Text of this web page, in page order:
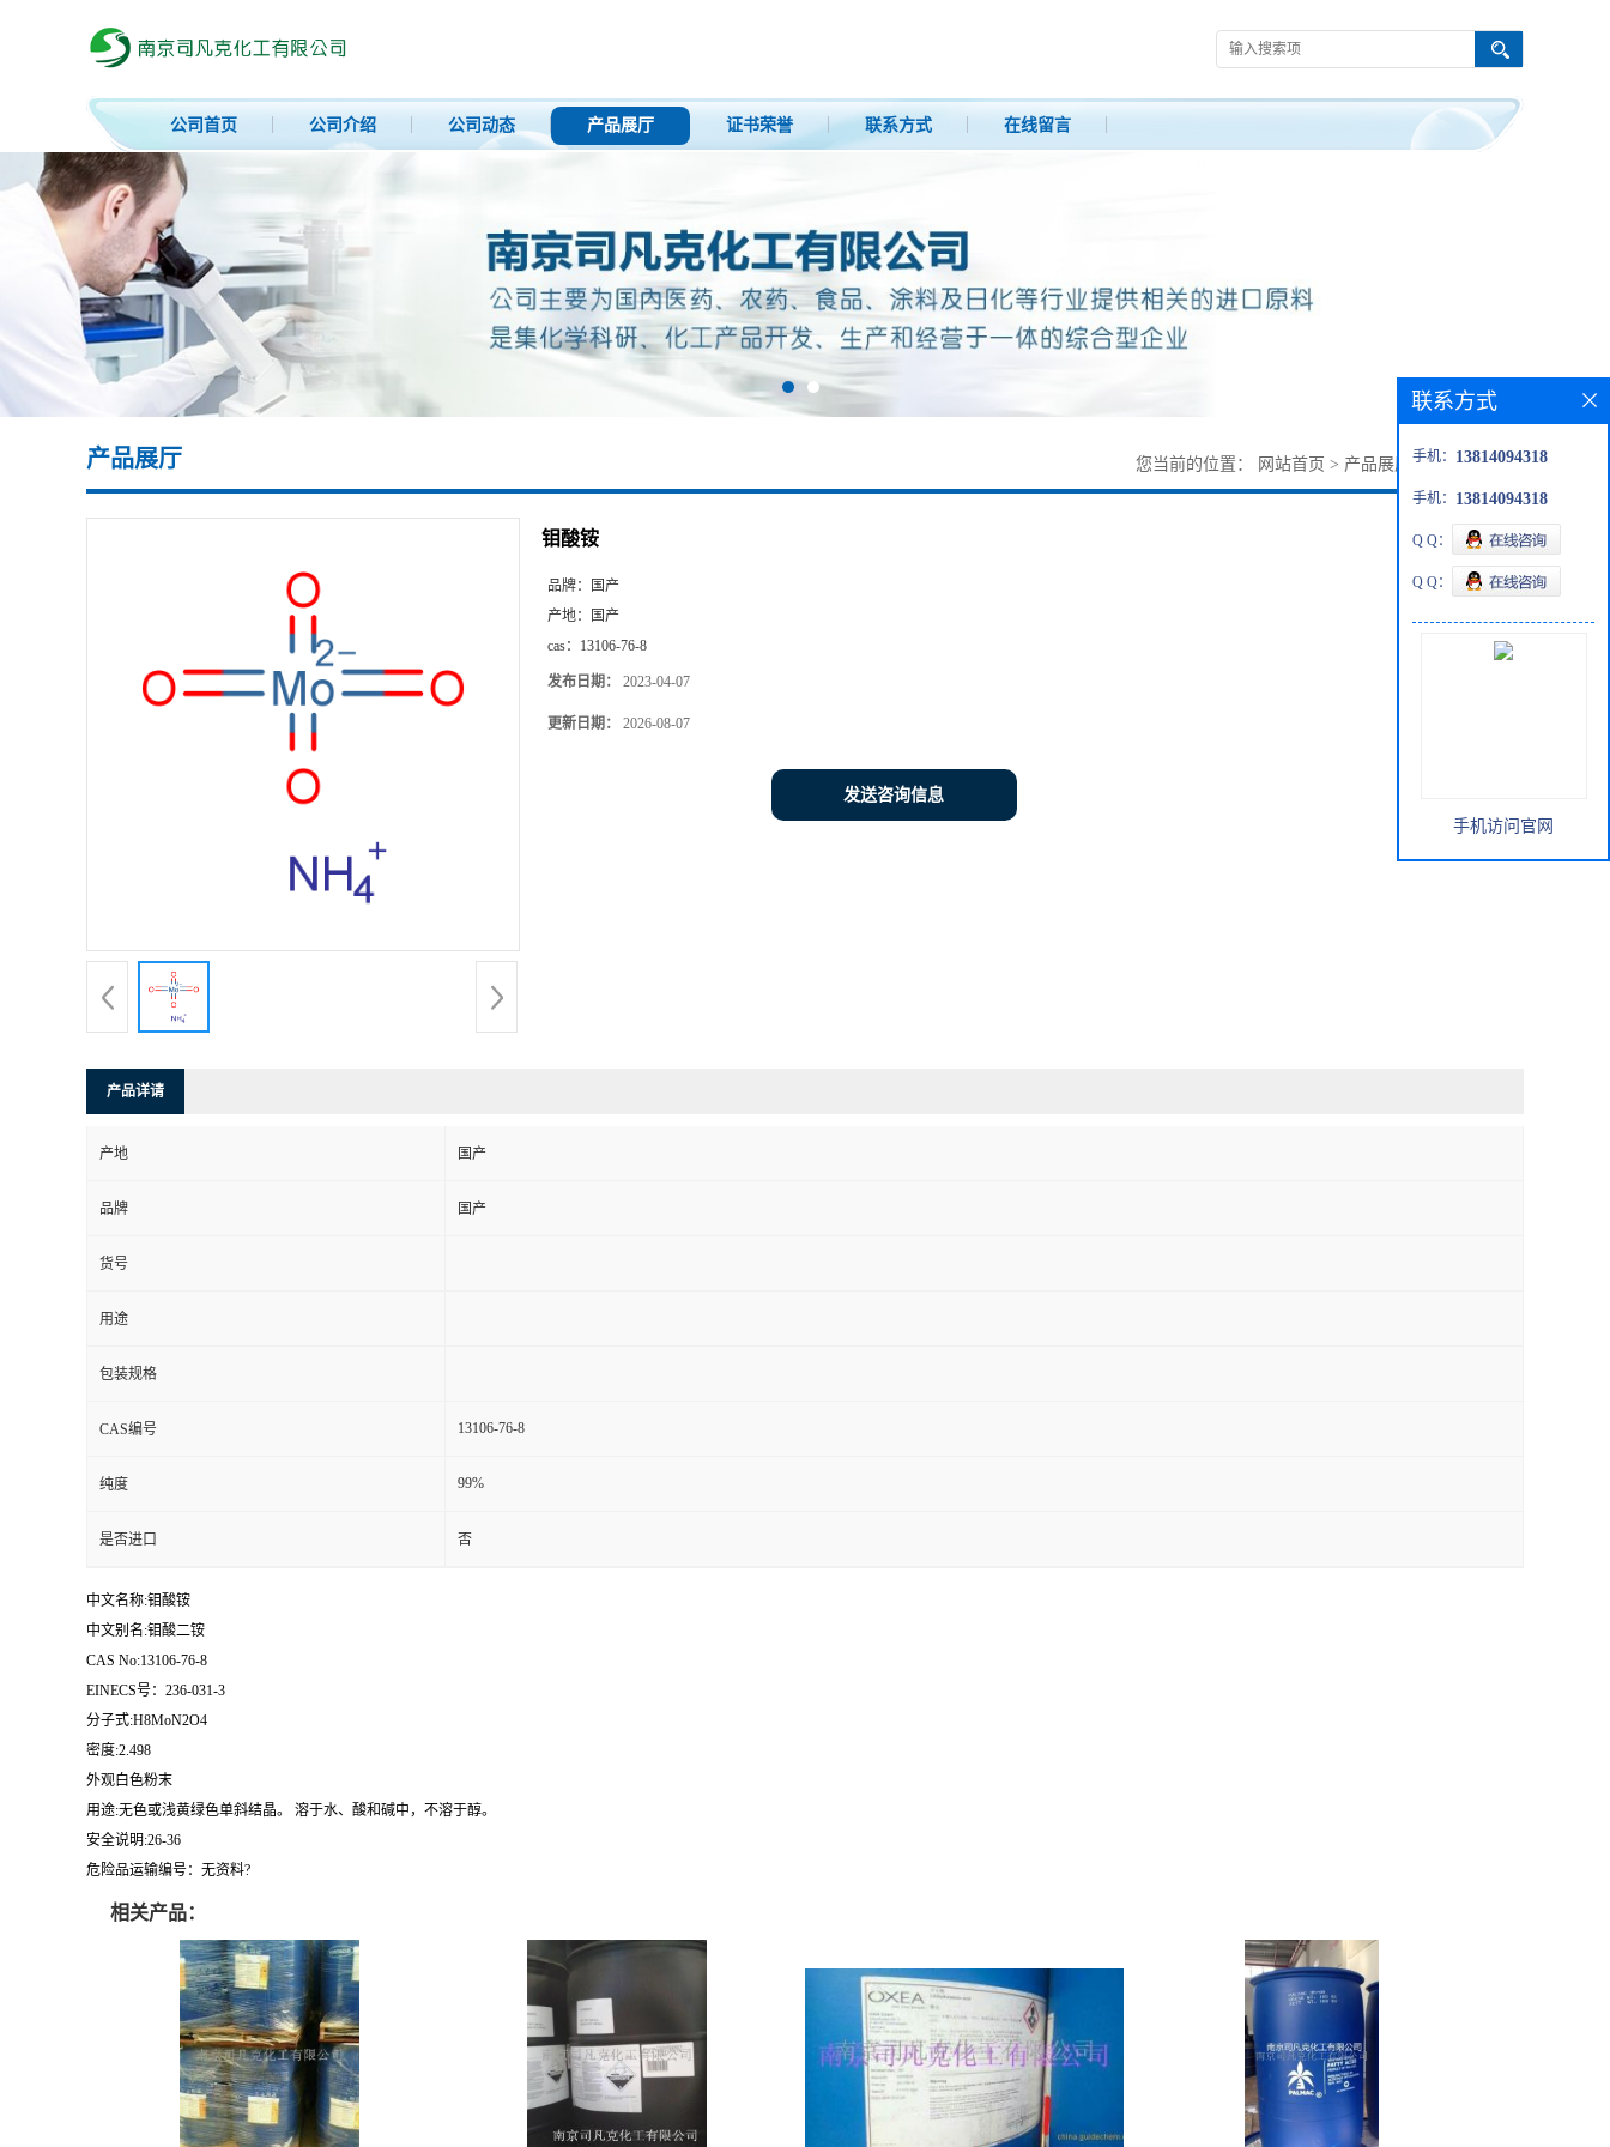
公司首页 公司介绍 公司动态 产品展厅 证书荣誉 联系方式 在线留言
产品展厅 您当前的位置： 网站首页 > 产品展厅 > 试剂>钼酸铵
钼酸铵
品牌：
国产
产地：
国产
cas： 13106-76-8
发布日期： 2023-04-07
更新日期： 2026-08-07
发送咨询信息
产品详请
产地 国产
品牌 国产
货号
用途
包装规格
CAS编号 13106-76-8
纯度 99%
是否进口 否
中文名称:钼酸铵
中文别名:钼酸二铵
CAS No:13106-76-8
EINECS号：236-031-3
分子式:H8MoN2O4
密度:2.498
外观白色粉末
用途:无色或浅黄绿色单斜结晶。 溶于水、酸和碱中，不溶于醇。
安全说明:26-36
危险品运输编号：无资料?
相关产品：
联系方式
手机： 13814094318
手机： 13814094318
Q Q：
Q Q：
手机访问官网